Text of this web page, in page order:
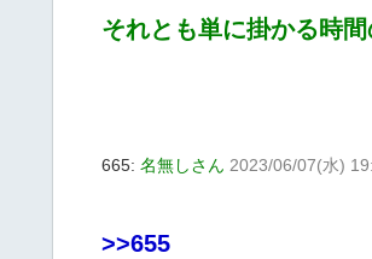
それとも単に掛かる時
665: 名無しさん 2023/06/07(水)
>>655